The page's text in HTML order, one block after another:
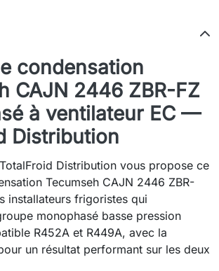
condensation
CAJN 2446 ZBR-FZ
à ventilateur EC —
Distribution
Distribution vous propose ce
Tecumseh CAJN 2446 ZBR-
installateurs frigoristes qui
monophasé basse pression
R452A et R449A, avec la
un résultat performant sur les deux